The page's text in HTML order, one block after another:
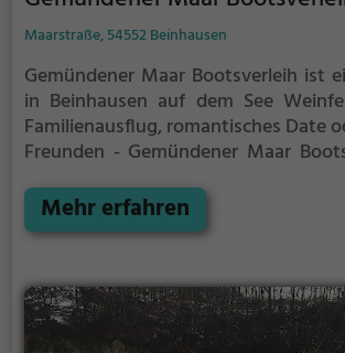
Maarstraße, 54552 Beinhausen
Gemündener Maar Bootsverleih ist
in Beinhausen auf dem See
Familienausflug, romantisches Date
Freunden - Gemündener Maar
sowohl Naturfreunde als auch
echte Wasserratten auf ihre Kosten.
Mehr erfahren